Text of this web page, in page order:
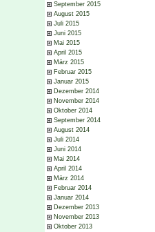
September 2015
August 2015
Juli 2015
Juni 2015
Mai 2015
April 2015
März 2015
Februar 2015
Januar 2015
Dezember 2014
November 2014
Oktober 2014
September 2014
August 2014
Juli 2014
Juni 2014
Mai 2014
April 2014
März 2014
Februar 2014
Januar 2014
Dezember 2013
November 2013
Oktober 2013